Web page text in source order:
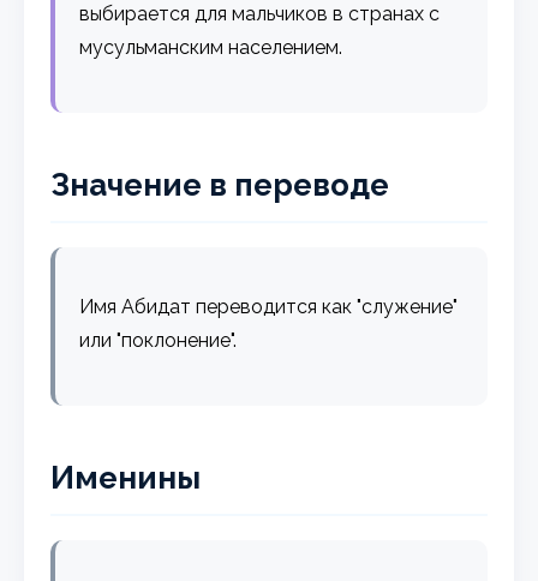
выбирается для мальчиков в странах с
мусульманским населением.
Значение в переводе
Имя Абидат переводится как "служение"
или "поклонение".
Именины